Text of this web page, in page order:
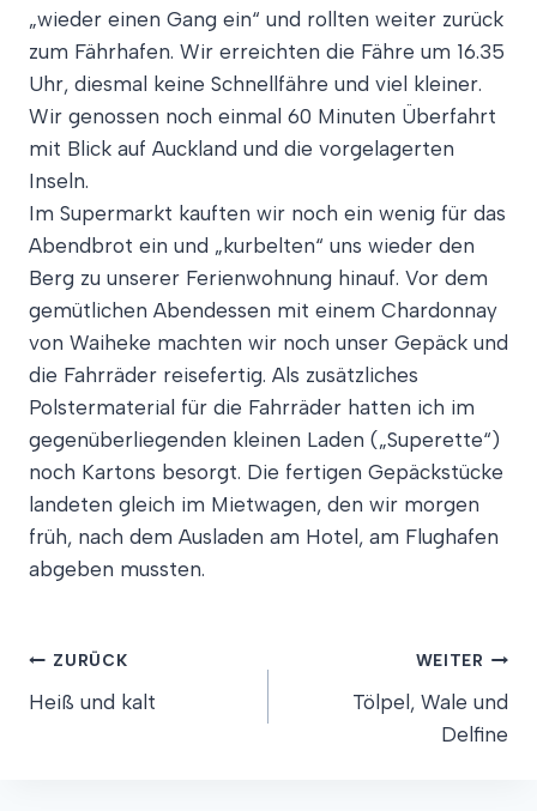
„wieder einen Gang ein“ und rollten weiter zurück
zum Fährhafen. Wir erreichten die Fähre um 16.35
Uhr, diesmal keine Schnellfähre und viel kleiner.
Wir genossen noch einmal 60 Minuten Überfahrt
mit Blick auf Auckland und die vorgelagerten
Inseln.
Im Supermarkt kauften wir noch ein wenig für das
Abendbrot ein und „kurbelten“ uns wieder den
Berg zu unserer Ferienwohnung hinauf. Vor dem
gemütlichen Abendessen mit einem Chardonnay
von Waiheke machten wir noch unser Gepäck und
die Fahrräder reisefertig. Als zusätzliches
Polstermaterial für die Fahrräder hatten ich im
gegenüberliegenden kleinen Laden („Superette“)
noch Kartons besorgt. Die fertigen Gepäckstücke
landeten gleich im Mietwagen, den wir morgen
früh, nach dem Ausladen am Hotel, am Flughafen
abgeben mussten.
Beitragsnavigation
ZURÜCK
Heiß und kalt
WEITER
Tölpel, Wale und
Delfine